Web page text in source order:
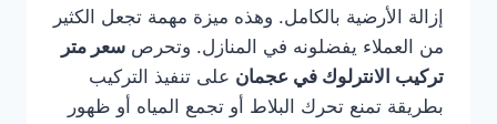
إزالة الأرضية بالكامل. وهذه ميزة مهمة تجعل الكثير
من العملاء يفضلونه في المنازل. وتحرص سعر متر
تركيب الانترلوك في عجمان على تنفيذ التركيب
بطريقة تمنع تحرك البلاط أو تجمع المياه أو ظهور